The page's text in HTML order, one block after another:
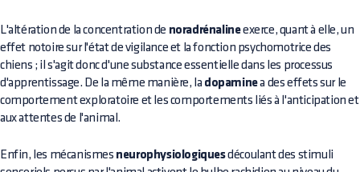
L'altération de la concentration de noradrénalineexerce, quant à elle, un
effet notoire sur l'état de vigilance et la fonction psychomotrice des
chiens ; il s'agit donc d'une substance essentielle dans les processus
d'apprentissage. De la même manière, la dopaminea des effets sur le
comportement exploratoire et les comportements liés à l'anticipation et
aux attentes de l'animal.
Enfin, les mécanismes neurophysiologiquesdécoulant des stimuli